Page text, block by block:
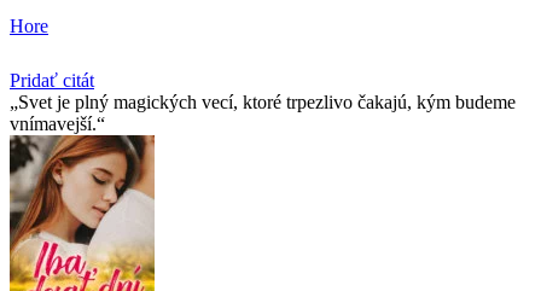
Hore
Pridať citát
Svet je plný magických vecí, ktoré trpezlivo čakajú, kým budeme
vnímavejší.